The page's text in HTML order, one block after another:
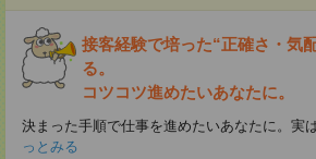
接客経験で培った“正確さ・気
る。
コツコツ進めたいあなたに。
決まった手順で仕事を進めたいあなたに。実
っとみる